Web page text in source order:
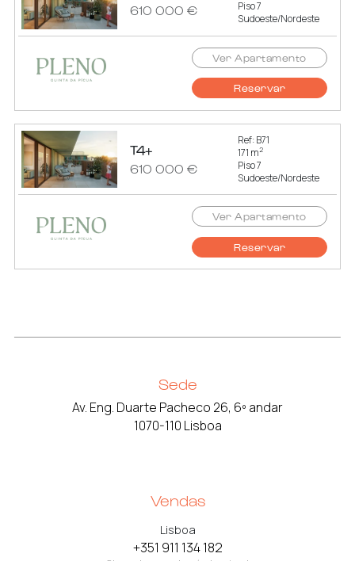
610 000 €
Piso 7
Sudoeste/Nordeste
Ver Apartamento
Reservar
T4+
610 000 €
Ref: B71
171 m2
Piso 7
Sudoeste/Nordeste
Ver Apartamento
Reservar
Sede
Av. Eng. Duarte Pacheco 26, 6º andar
1070-110 Lisboa
Vendas
Lisboa
+351 911 134 182